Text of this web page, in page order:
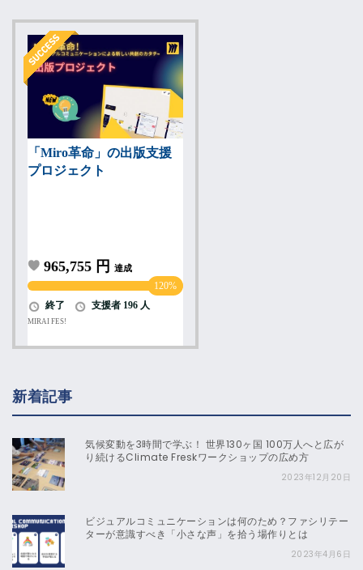
新着記事
気候変動を3時間で学ぶ！ 世界130ヶ国 100万人へと広が
り続けるClimate Freskワークショップの広め方
2023年12月20日
ビジュアルコミュニケーションは何のため？ファシリテー
ターが意識すべき「小さな声」を拾う場作りとは
2023年4月6日